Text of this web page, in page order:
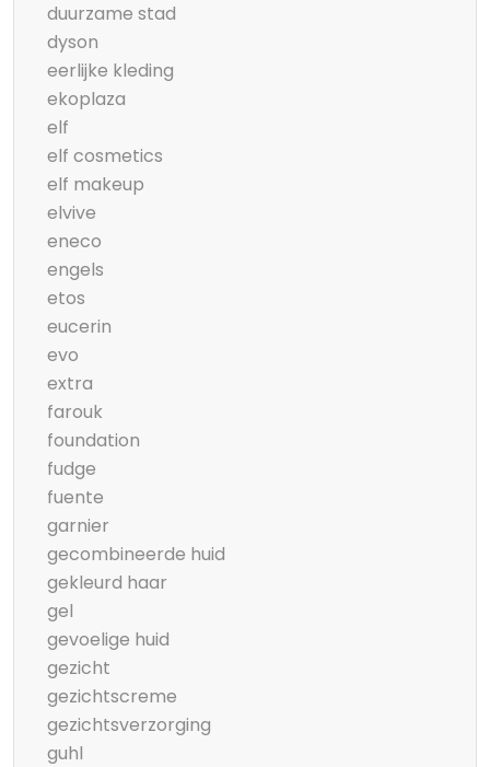
duurzame stad
dyson
eerlijke kleding
ekoplaza
elf
elf cosmetics
elf makeup
elvive
eneco
engels
etos
eucerin
evo
extra
farouk
foundation
fudge
fuente
garnier
gecombineerde huid
gekleurd haar
gel
gevoelige huid
gezicht
gezichtscreme
gezichtsverzorging
guhl